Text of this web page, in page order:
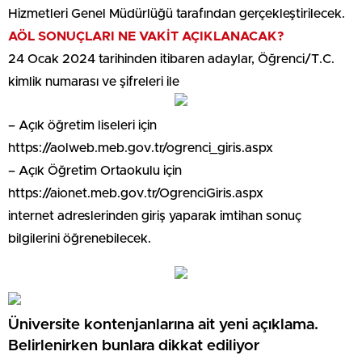
Hizmetleri Genel Müdürlüğü tarafından gerçekleştirilecek.
AÖL SONUÇLARI NE VAKİT AÇIKLANACAK?
24 Ocak 2024 tarihinden itibaren adaylar, Öğrenci/T.C.
kimlik numarası ve şifreleri ile
– Açık öğretim liseleri için
https://aolweb.meb.gov.tr/ogrenci_giris.aspx
– Açık Öğretim Ortaokulu için
https://aionet.meb.gov.tr/OgrenciGiris.aspx
internet adreslerinden giriş yaparak imtihan sonuç
bilgilerini öğrenebilecek.
Üniversite kontenjanlarına ait yeni açıklama.
Belirlenirken bunlara dikkat ediliyor